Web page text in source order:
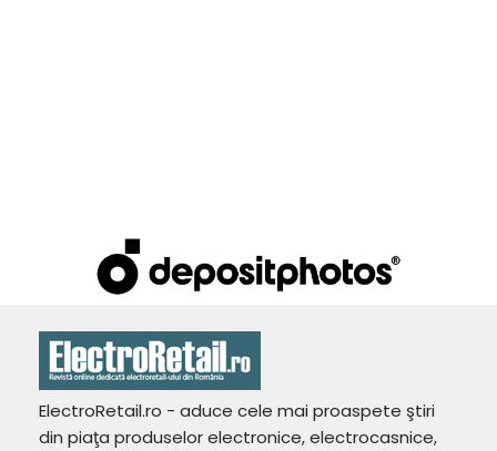
ElectroRetail.ro - aduce cele mai proaspete ştiri
din piaţa produselor electronice, electrocasnice,